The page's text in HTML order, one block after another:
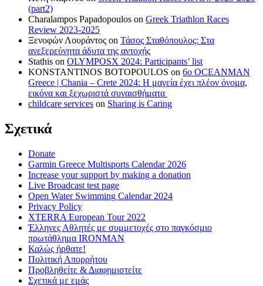
(part2)
Charalampos Papadopoulos on Greek Triathlon Races
Review 2023-2025
Ξενοφών Λουράντος on Τάσος Σταθόπουλος: Στα
ανεξερεύνητα άδυτα της αντοχής
Stathis on OLYMPOSX 2024: Participants’ list
KONSTANTINOS BOTOPOULOS on 6ο OCEANMAN
Greece | Chania – Crete 2024: Η μαγεία έχει πλέον όνομα,
εικόνα και ξεχωριστά συναισθήματα
childcare services on Sharing is Caring
Σχετικά
Donate
Garmin Greece Multisports Calendar 2026
Increase your support by making a donation
Live Broadcast test page
Open Water Swimming Calendar 2024
Privacy Policy
XTERRA European Tour 2022
Έλληνες Αθλητές με συμμετοχές στο παγκόσμιο
πρωτάθλημα IRONMAN
Καλώς ήρθατε!
Πολιτική Απορρήτου
Προβληθείτε & Διαφημιστείτε
Σχετικά με εμάς